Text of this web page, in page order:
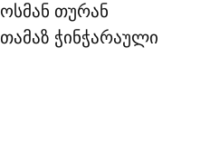
ოსმან თურან
თამაზ ჭინჭარაული